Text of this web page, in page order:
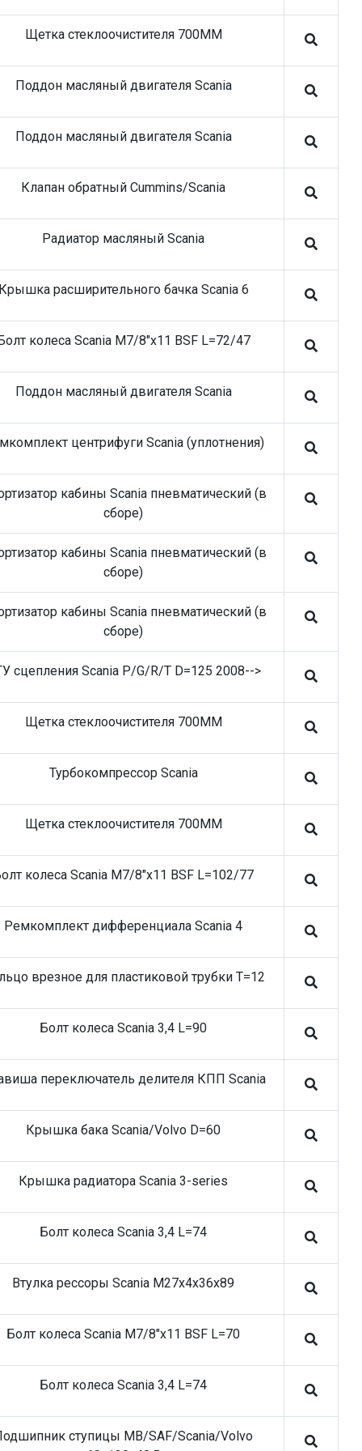
коммерческий транспорт
05.03.26 SHEFT Колодки тормозные
09.12.25 Stellox запасные части на
коммерческий транспорт
коммерческий транспорт
Щетка стеклоочистителя 700MM
Поддон масляный двигателя Scania
Поддон масляный двигателя Scania
Клапан обратный Cummins/Scania
Радиатор масляный Scania
Крышка расширительного бачка Scania 6
колеса Scania M7/8"x11 BSF L=72/47
Поддон масляный двигателя Scania
центрифуги Scania (уплотнения)
кабины Scania пневматический (в
сборе)
кабины Scania пневматический (в
сборе)
кабины Scania пневматический (в
сборе)
сцепления Scania P/G/R/T D=125 2008-->
Щетка стеклоочистителя 700MM
Турбокомпрессор Scania
Щетка стеклоочистителя 700MM
колеса Scania M7/8"x11 BSF L=102/77
Ремкомплект дифференциала Scania 4
врезное для пластиковой трубки T=12
Болт колеса Scania 3,4 L=90
переключатель делителя КПП Scania
Крышка бака Scania/Volvo D=60
Крышка радиатора Scania 3-series
Болт колеса Scania 3,4 L=74
Втулка рессоры Scania M27x4x36x89
Болт колеса Scania M7/8"x11 BSF L=70
Болт колеса Scania 3,4 L=74
ступицы MB/SAF/Scania/Volvo